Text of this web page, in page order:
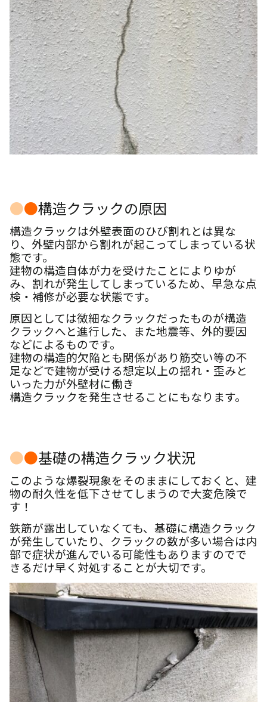
●●構造クラックの原因
構造クラックは外壁表面のひび割れとは異な
り、外壁内部から割れが起こってしまっている状
態です。
建物の構造自体が力を受けたことによりゆが
み、割れが発生してしまっているため、早急な点
検・補修が必要な状態です。
原因としては微細なクラックだったものが構造
クラックへと進行した、また地震等、外的要因
などによるものです。
建物の構造的欠陥とも関係があり筋交い等の不
足などで建物が受ける想定以上の揺れ・歪みと
いった力が外壁材に働き
構造クラックを発生させることにもなります。
●●基礎の構造クラック状況
このような爆裂現象をそのままにしておくと、建
物の耐久性を低下させてしまうので大変危険で
す！
鉄筋が露出していなくても、基礎に構造クラック
が発生していたり、クラックの数が多い場合は内
部で症状が進んでいる可能性もありますのでで
きるだけ早く対処することが大切です。